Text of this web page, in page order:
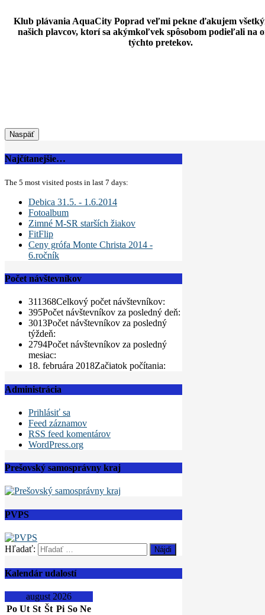
Klub plávania AquaCity Poprad veľmi pekne ďakujem
našich plavcov, ktorí sa akýmkoľvek spôsobom podieľali na
týchto pretekov.
Najčítanejšie…
The 5 most visited posts in last 7 days:
Debica 31.5. - 1.6.2014
Fotoalbum
Zimné M-SR starších žiakov
FitFlip
Ceny grófa Monte Christa 2014 -
6.ročník
Počet návštevníkov
311368Celkový počet návštevníkov:
395Počet návštevníkov za posledný deň:
3013Počet návštevníkov za posledný
týždeň:
2794Počet návštevníkov za posledný
mesiac:
18. februára 2018Začiatok počítania:
Administrácia
Prihlásiť sa
Feed záznamov
RSS feed komentárov
WordPress.org
Prešovský samosprávny kraj
PVPS
Hľadať:
Kalendár udalostí
august 2026
Po Ut St Št Pi So Ne